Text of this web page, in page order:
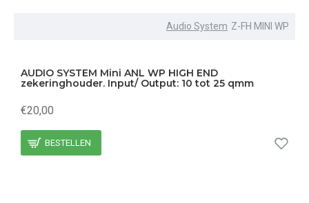
Audio System Z-FH MINI WP
AUDIO SYSTEM Mini ANL WP HIGH END
zekeringhouder. Input/ Output: 10 tot 25 qmm
€20,00
BESTELLEN